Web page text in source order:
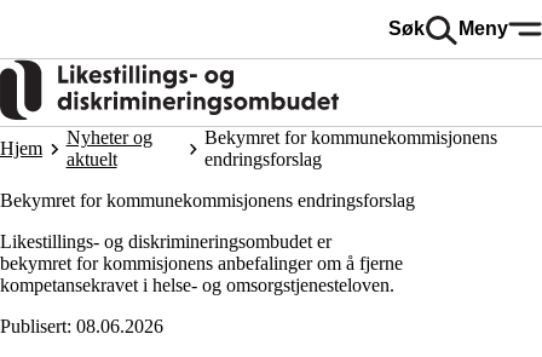
Søk Meny
Hjem
Nyheter og
aktuelt
Bekymret for kommunekommisjonens
endringsforslag
Bekymret for kommunekommisjonens endringsforslag
Likestillings- og diskrimineringsombudet er
bekymret for kommisjonens anbefalinger om å fjerne
kompetansekravet i helse- og omsorgstjenesteloven.
Publisert: 08.06.2026